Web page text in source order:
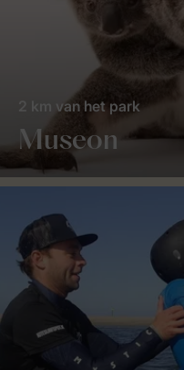
Museon
2 km van het park